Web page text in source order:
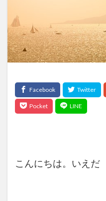
こんにちは。いえだ